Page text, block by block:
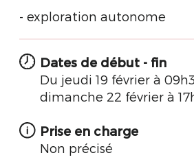
- exploration autonome
Dates de début - fin
Du jeudi 19 février à
dimanche 22 février à
Prise en charge
Non précisé